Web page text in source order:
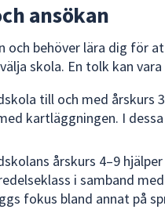
ansökan
och behöver lära dig för
skola. En tolk kan
till och med årskurs
kartläggningen. I
årskurs 4–9
i samband
fokus bland annat på